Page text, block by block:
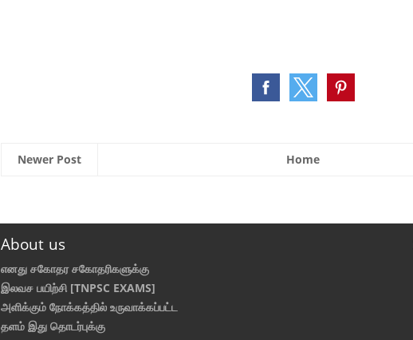
Newer Post Home
About us
எனது சகோதர சகோதரிகளுக்கு
இலவச பயிற்சி [TNPSC EXAMS]
அளிக்கும் நோக்கத்தில் உருவாக்கப்பட்ட
தளம் இது தொடர்புக்கு